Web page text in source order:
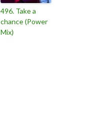
496. Take a
chance (Power
Mix)